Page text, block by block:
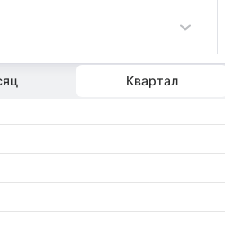
Квартал